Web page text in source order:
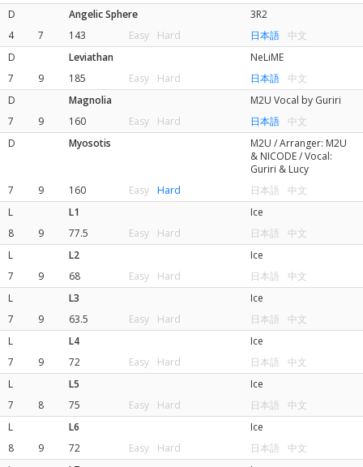
D
Angelic Sphere
3R2
4
7 143 Easy Hard 日本語
中文
D
Leviathan
NeLiME
7
9 185 Easy Hard 日本語
中文
D
Magnolia
M2U Vocal by Guriri
7
9 160 Easy Hard 日本語
中文
D
Myosotis
M2U / Arranger: M2U
& NICODE / Vocal:
Guriri & Lucy
7
9 160 Easy Hard 日本語
中文
L
L1
Ice
8
9 77.5 Easy Hard 日本語
中文
L
L2
Ice
7
9 68 Easy Hard 日本語
中文
L
L3
Ice
7
9 63.5 Easy Hard 日本語
中文
L
L4
Ice
7
9 72 Easy Hard 日本語
中文
L
L5
Ice
7
8 75 Easy Hard 日本語
中文
L
L6
Ice
8
9 72 Easy Hard 日本語
中文